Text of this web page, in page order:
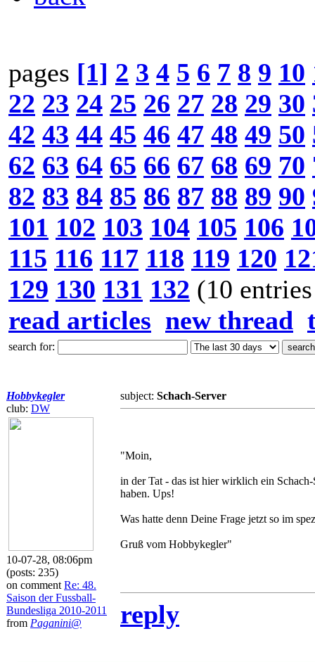
pages [1] 2 3 4 5 6 7 8 9 10
22 23 24 25 26 27 28 29 30
42 43 44 45 46 47 48 49 50
62 63 64 65 66 67 68 69 70
82 83 84 85 86 87 88 89 90
101 102 103 104 105 106
115 116 117 118 119 120
129 130 131 132 (10
read articles new thread
search for:
Hobbykegler
club: DW
10-07-28, 08:06pm
(posts: 235)
on comment Re: 48.
Saison der Fussball-
Bundesliga 2010-2011
from Paganini@
subject: Schach-Server
"Moin,
in der Tat - das ist hier wirklich ein
haben. Ups!
Was hatte denn Deine Frage jetzt so im
Gruß vom Hobbykegler"
reply